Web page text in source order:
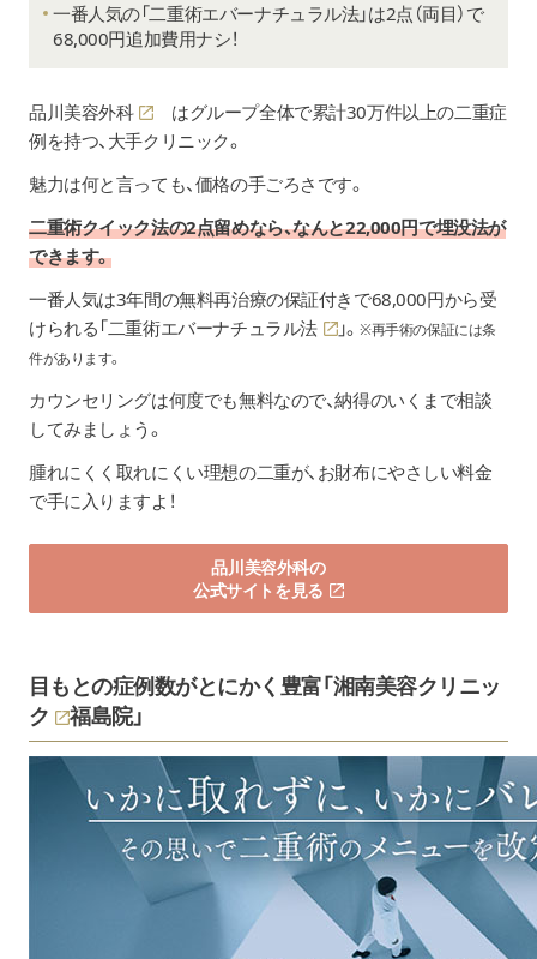
一番人気の「二重術エバーナチュラル法」は2点（両目）で
68,000円追加費用ナシ！
品川美容外科
はグループ全体で累計30万件以上の二重症
例を持つ、大手クリニック。
魅力は何と言っても、価格の手ごろさです。
二重術クイック法の2点留めなら、なんと22,000円で埋没法が
できます。
一番人気は3年間の無料再治療の保証付きで68,000円から受
けられる「二重術エバーナチュラル法 」。※再手術の保証には条
件があります。
カウンセリングは何度でも無料なので、納得のいくまで相談
してみましょう。
腫れにくく取れにくい理想の二重が、お財布にやさしい料金
で手に入りますよ！
品川美容外科の
公式サイトを見る
目もとの症例数がとにかく豊富「湘南美容クリニッ
ク
福島院」